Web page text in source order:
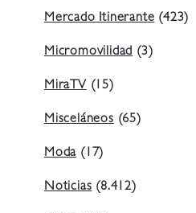
Mercado Itinerante (423)
Micromovilidad (3)
MiraTV (15)
Misceláneos (65)
Moda (17)
Noticias (8.412)